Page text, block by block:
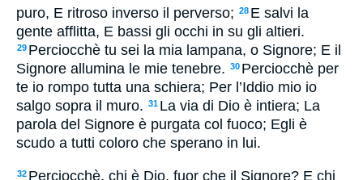
puro, E ritroso inverso il perverso; 28 E salvi la
gente afflitta, E bassi gli occhi in su gli altieri.
29 Perciocchè tu sei la mia lampana, o Signore; E il
Signore allumina le mie tenebre. 30 Perciocchè per
te io rompo tutta una schiera; Per l’Iddio mio io
salgo sopra il muro. 31 La via di Dio è intiera; La
parola del Signore è purgata col fuoco; Egli è
scudo a tutti coloro che sperano in lui.
32 Perciocchè, chi è Dio, fuor che il Signore? E chi